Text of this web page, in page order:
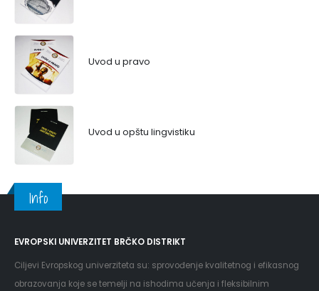
Uvod u pravo
Uvod u opštu lingvistiku
Info
EVROPSKI UNIVERZITET BRČKO DISTRIKT
Ciljevi Evropskog univerziteta su: sprovođenje kvalitetnog i efikasnog
obrazovanja koje se temelji na ishodima učenja i fleksibilnim